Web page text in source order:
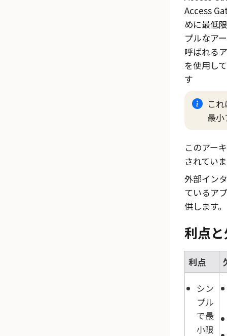
Access
めに最低
プルなア
呼ばれる
を使用し
す
こ
最
このアー
されてい
外部イン
ているア
供します。
利点
利点
シン
プル
で最
小限